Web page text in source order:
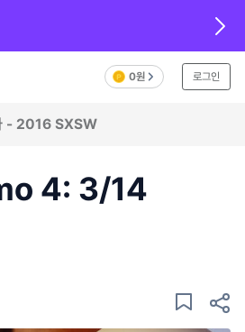
0원 로그인
- 2016 SXSW
4: 3/14